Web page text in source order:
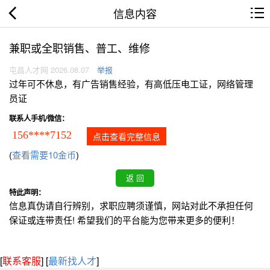
信息内容
兼职或全职销售、普工、维修
屯昌人才网 2026.08.07 举报
过年可不休息，有广告销售经验，有高低压电工证，网络管理
员证
联系人手机/微信：
156****7152 点击查看完整信息
(查看需要10金币)
特此声明：
信息真伪请自行辨别，求职应聘须谨慎，网站对此不承担任何
保证或连带责任! 希望我们的平台能为您带来更多的便利！
[联系客服] [最新找人才]